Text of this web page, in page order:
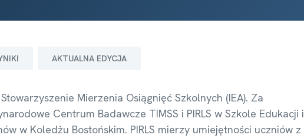
AKTUALNA EDYCJA
Mierzenia Osiągnięć Szkolnych (IEA). Za
Centrum Badawcze TIMSS i PIRLS w Szkole Edukacji i
w Koledżu Bostońskim. PIRLS mierzy umiejętności uczniów z